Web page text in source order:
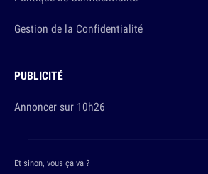
Gestion de la Confidentialité
PUBLICITÉ
Annoncer sur 10h26
Et sinon, vous ça va ?